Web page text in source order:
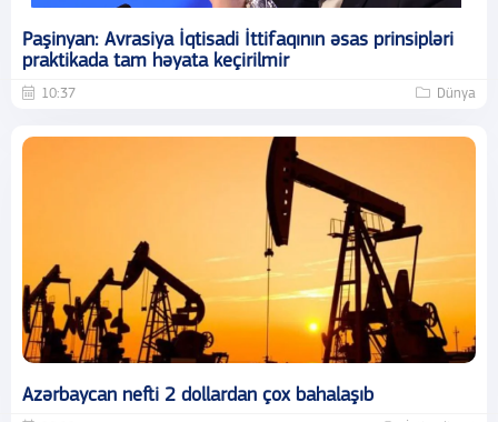
Paşinyan: Avrasiya İqtisadi İttifaqının əsas prinsipləri
praktikada tam həyata keçirilmir
10:37 Dünya
Azərbaycan nefti 2 dollardan çox bahalaşıb